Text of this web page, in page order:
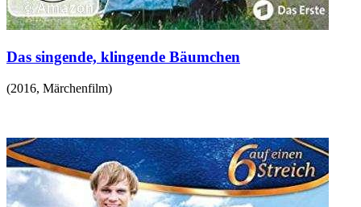
Das singende, klingende Bäumchen
(2016, Märchenfilm)